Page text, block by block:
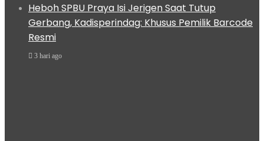
Heboh SPBU Praya Isi Jerigen Saat Tutup
Gerbang, Kadisperindag: Khusus Pemilik Barcode
Resmi
3 hari ago